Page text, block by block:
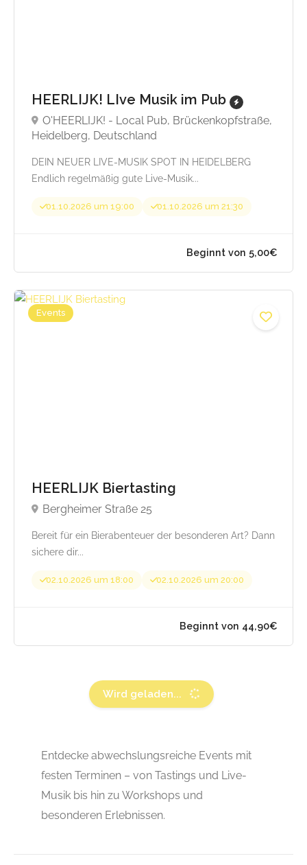
HEERLIJK! LIve Musik im Pub
O'HEERLIJK! - Local Pub, Brückenkopfstraße,
Heidelberg, Deutschland
DEIN NEUER LIVE-MUSIK SPOT IN HEIDELBERG
Endlich regelmäßig gute Live-Musik...
01.10.2026 um 19:00 01.10.2026 um 21:30
Events
HEERLIJK Biertasting
Bergheimer Straße 25
Bereit für ein Bierabenteuer der besonderen Art? Dann
sichere dir...
02.10.2026 um 18:00 02.10.2026 um 20:00
Wird geladen...
Entdecke abwechslungsreiche Events mit
festen Terminen – von Tastings und Live-
Musik bis hin zu Workshops und
besonderen Erlebnissen.